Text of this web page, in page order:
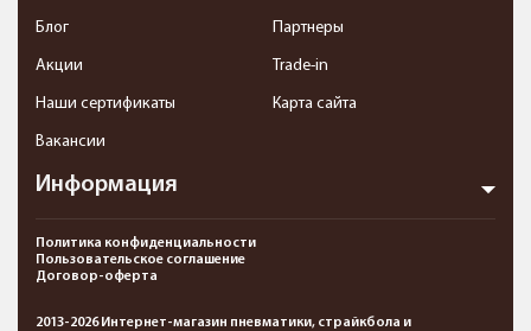
Информация
Блог
Акции
Наши сертификаты
Вакансии
Партнеры
Trade-in
Карта сайта
Политика конфиденциальности
Пользовательское соглашение
Договор-оферта
2013-2026 Интернет-магазин пневматики, страйкбола и